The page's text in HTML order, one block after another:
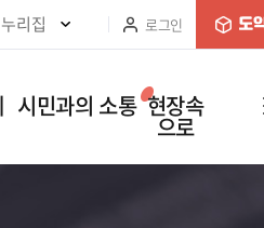
리집 로그인
시민과의 소통 현장속
으로